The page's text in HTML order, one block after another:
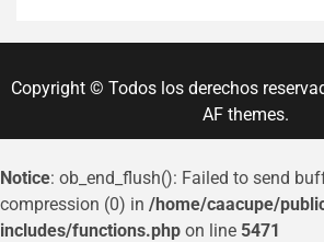
Copyright © Todos los derechos
AF themes.
Notice: ob_end_flush(): Failed to send
compression (0) in /home/caacupe/
includes/functions.php on line 5471